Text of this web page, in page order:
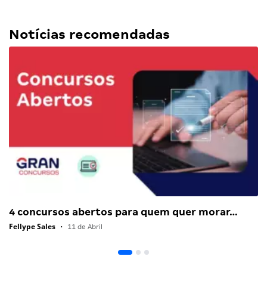
Notícias recomendadas
4 concursos abertos para quem quer morar…
Fellype Sales • 11 de Abril